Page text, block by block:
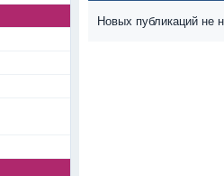
Новых публикаций не